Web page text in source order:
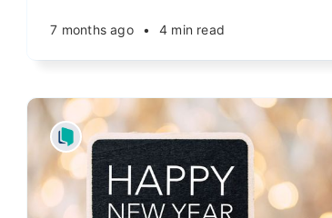
7 months ago • 4 min read